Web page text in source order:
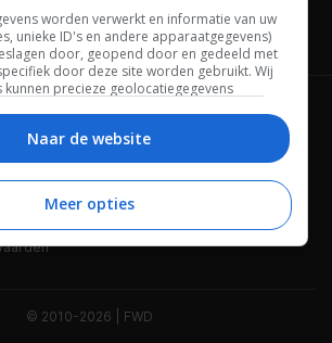
Privacybeleid
Contact
© 2010-2026 | FWD
worden verwerkt en informatie van uw
unieke ID's en andere apparaatgegevens)
door, geopend door en gedeeld met
door deze site worden gebruikt. Wij
kunnen precieze geolocatiegegevens
kunnen uw persoonsgegevens
deze pagina of in het sitemenu naar
te beheren of in te trekken via de
instellingen.
Naar de website
Meer opties